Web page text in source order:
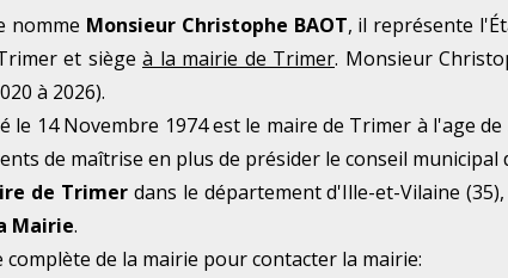
nomme Monsieur Christophe BAOT, il représente
et siège à la mairie de Trimer. Monsieur
à 2026).
le 14 Novembre 1974 est le maire de Trimer à l'age
de maîtrise en plus de présider le conseil municipal
de Trimerdans le département d'Ille-et-Vilaine
Mairie.
complète de la mairie pour contacter la mairie: